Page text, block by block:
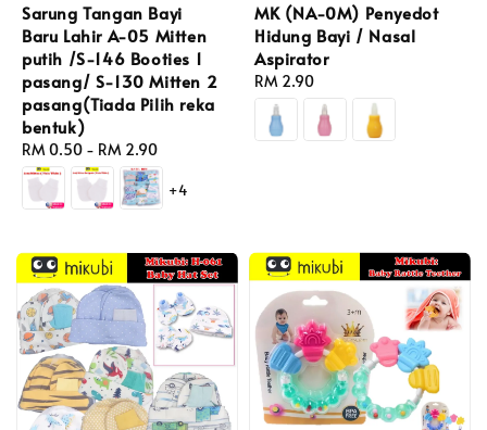
Sarung Tangan Bayi
Baru Lahir A-05 Mitten
putih /S-146 Booties 1
pasang/ S-130 Mitten 2
pasang(Tiada Pilih reka
bentuk)
Regular
price
RM 0.50 - RM 2.90
+4
MK (NA-0M) Penyedot
Hidung Bayi / Nasal
Aspirator
Regular
price
RM 2.90